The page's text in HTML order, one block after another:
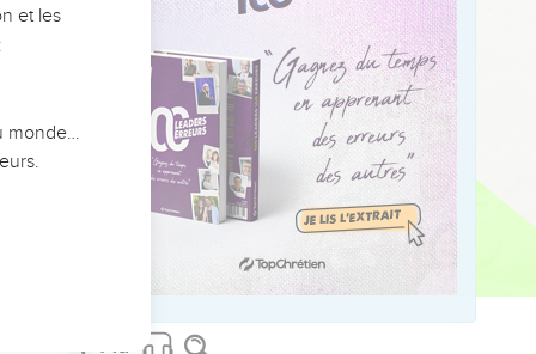
10
11
12
13
Software - sblgnt.com
et les
monde…